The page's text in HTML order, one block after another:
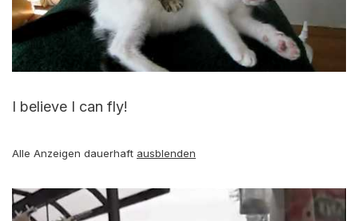
I believe I can fly!
Alle Anzeigen dauerhaft ausblenden